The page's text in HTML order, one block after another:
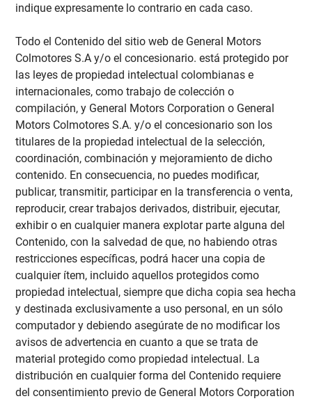
indique expresamente lo contrario en cada caso.
Todo el Contenido del sitio web de General Motors
Colmotores S.A y/o el concesionario. está protegido por
las leyes de propiedad intelectual colombianas e
internacionales, como trabajo de colección o
compilación, y General Motors Corporation o General
Motors Colmotores S.A. y/o el concesionario son los
titulares de la propiedad intelectual de la selección,
coordinación, combinación y mejoramiento de dicho
contenido. En consecuencia, no puedes modificar,
publicar, transmitir, participar en la transferencia o venta,
reproducir, crear trabajos derivados, distribuir, ejecutar,
exhibir o en cualquier manera explotar parte alguna del
Contenido, con la salvedad de que, no habiendo otras
restricciones específicas, podrá hacer una copia de
cualquier ítem, incluido aquellos protegidos como
propiedad intelectual, siempre que dicha copia sea hecha
y destinada exclusivamente a uso personal, en un sólo
computador y debiendo asegúrate de no modificar los
avisos de advertencia en cuanto a que se trata de
material protegido como propiedad intelectual. La
distribución en cualquier forma del Contenido requiere
del consentimiento previo de General Motors Corporation